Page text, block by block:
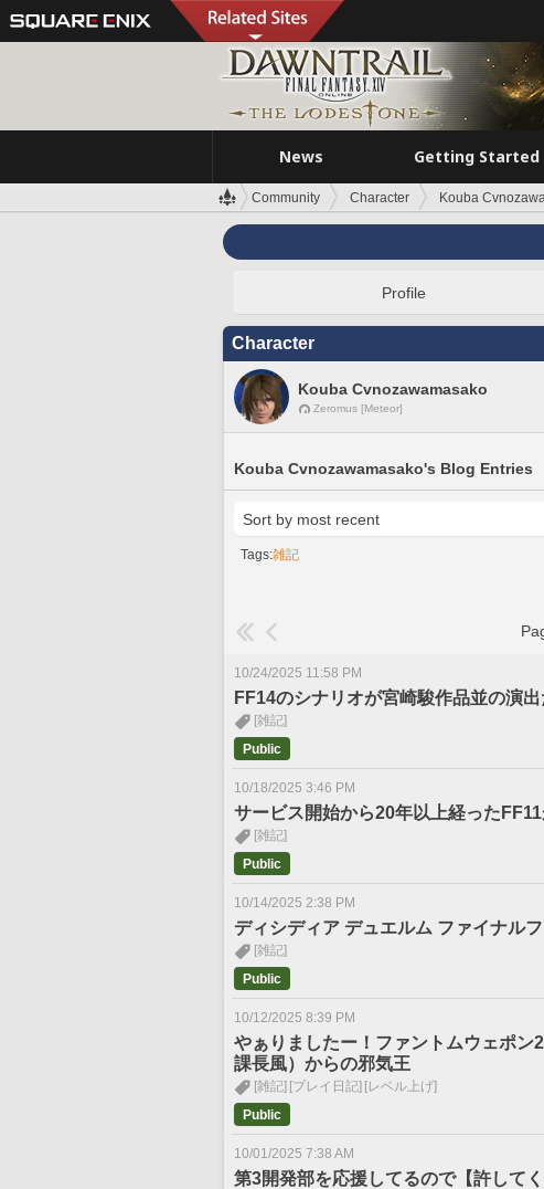
News Getting Started
Community Character Kouba
Profile
Character
Kouba Cvnozawamasako
Zeromus [Meteor]
Kouba Cvnozawamasako's Blog Entries
Tags:雑記
10/24/2025 11:58 PM
FF14のシナリオが宮崎駿作品並の演
[雑記]
Public
10/18/2025 3:46 PM
サービス開始から20年以上経ったFF11
[雑記]
Public
10/14/2025 2:38 PM
ディシディア デュエルム ファイナル
[雑記]
Public
10/12/2025 8:39 PM
やぁりましたー！ファントムウェポン
課長風）からの邪気王
[雑記] [プレイ日記] [レベル上げ]
Public
10/01/2025 7:38 AM
第3開発部を応援してるので【許して